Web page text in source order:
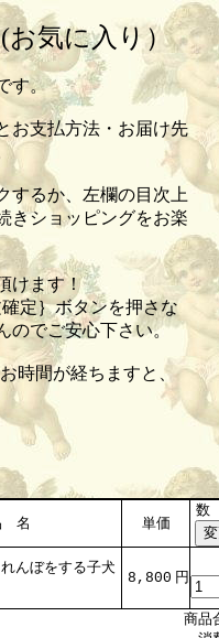
お気に入り）
す。
お支払方法・お届け先
するか、左欄の目次上
きショッピングをお楽
けます！
定｝ボタンを押さな
のでご安心下さい。
時間が経ちますと、
名 単価
数
んぼをする子犬
8,800 円
商品